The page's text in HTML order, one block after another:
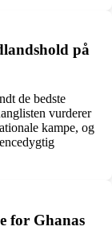
på
de bedste
vurderer
kampe, og
for Ghanas